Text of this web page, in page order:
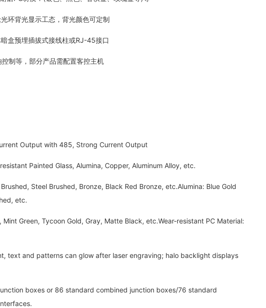
环背光显示工态，背光颜色可定制
盒预埋插拔式接线柱或RJ-45接口
制等，部分产品需配置客控主机
Output with 485, Strong Current Output
Painted Glass, Alumina, Copper, Aluminum Alloy, etc.
Steel Brushed, Bronze, Black Red Bronze, etc.Alumina: Blue Gold
etc.
Green, Tycoon Gold, Gray, Matte Black, etc.Wear-resistant PC Material:
and patterns can glow after laser engraving; halo backlight displays
boxes or 86 standard combined junction boxes/76 standard